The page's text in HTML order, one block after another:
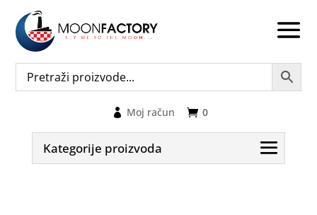
0
Moj račun
Kategorije proizvoda